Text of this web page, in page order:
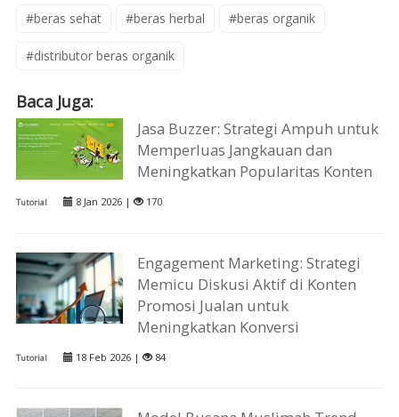
#beras sehat #beras herbal #beras organik
#distributor beras organik
Baca Juga:
Jasa Buzzer: Strategi Ampuh untuk
Memperluas Jangkauan dan
Meningkatkan Popularitas Konten
Tutorial 8 Jan 2026 | 170
Engagement Marketing: Strategi
Memicu Diskusi Aktif di Konten
Promosi Jualan untuk
Meningkatkan Konversi
Tutorial 18 Feb 2026 | 84